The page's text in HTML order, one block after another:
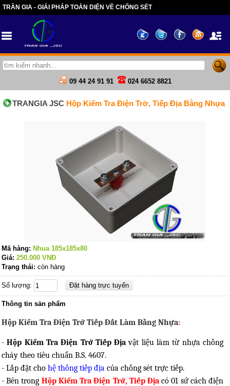
TRẦN GIA - GIẢI PHÁP TOÀN DIỆN VỀ CHỐNG SÉT
09 44 24 91 91 024 6652 8821
TRANGIA JSC Hộp Kiểm Tra Điện Trở, Tiếp Địa Bằng Nhựa
Mã hàng: Nhua 185x185x80
Giá: 250.000 VNĐ
Trạng thái: còn hàng
Số lượng:
Thông tin sản phẩm
Hộp Kiểm Tra Điện Trở Tiếp Đất Làm Bằng Nhựa:
-Hộp Kiểm Tra Điện Trở Tiếp Địa vật liệu làm từ nhựa chống
cháy theo tiêu chuẩn B.S. 4607.
- Lắp đặt cho hệ thống tiếp địa của chống sét trực tiếp.
- Bên trong Hộp Kiểm Tra Điện Trở, Tiếp Địacó 01 sứ cách điện